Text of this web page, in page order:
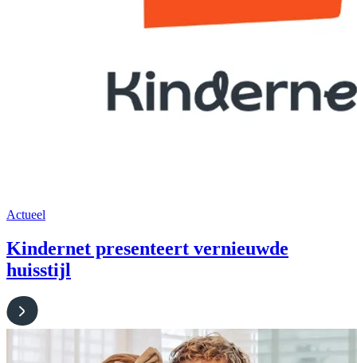
Actueel
Kindernet presenteert vernieuwde
huisstijl